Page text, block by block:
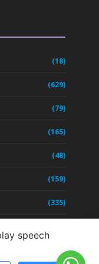
(18)
(629)
(79)
(165)
(48)
(159)
(335)
speech